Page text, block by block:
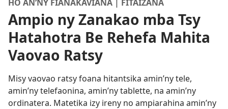
HO AN’NY FIANAKAVIANA | FITAIZANA
Ampio ny Zanakao mba Tsy
Hatahotra Be Rehefa Mahita
Vaovao Ratsy
Misy vaovao ratsy foana hitantsika amin’ny tele,
amin’ny telefaonina, amin’ny tablette, na amin’ny
ordinatera. Matetika izy ireny no ampiarahina amin’ny